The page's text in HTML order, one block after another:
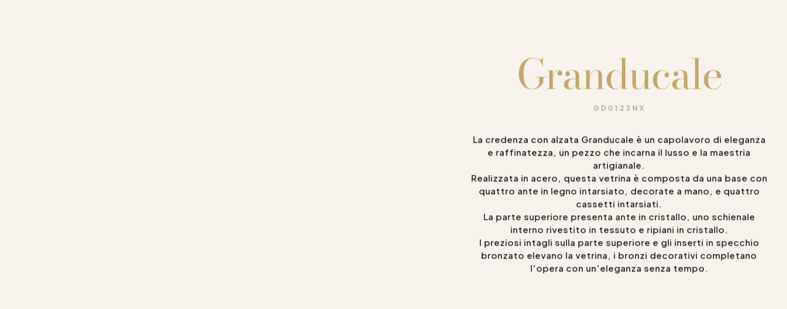
Granducale
GD0123NX
La credenza con alzata Granducale è un capolavoro di eleganza
e raffinatezza, un pezzo che incarna il lusso e la maestria
artigianale.
Realizzata in acero, questa vetrina è composta da una base con
quattro ante in legno intarsiato, decorate a mano, e quattro
cassetti intarsiati.
La parte superiore presenta ante in cristallo, uno schienale
interno rivestito in tessuto e ripiani in cristallo.
I preziosi intagli sulla parte superiore e gli inserti in specchio
bronzato elevano la vetrina, i bronzi decorativi completano
l'opera con un'eleganza senza tempo.